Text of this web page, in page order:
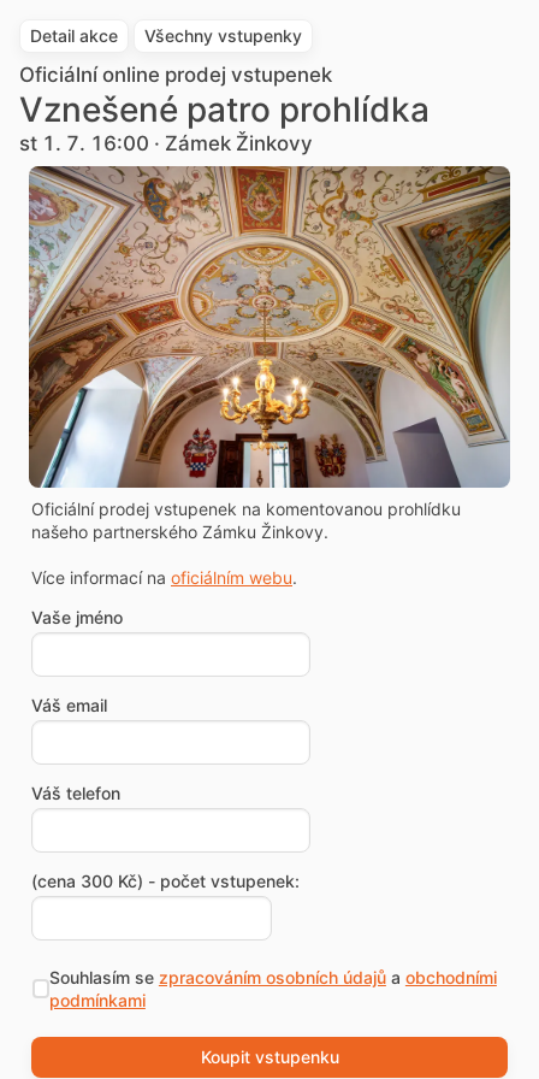
Detail akce Všechny vstupenky
Oficiální online prodej vstupenek
Vznešené patro prohlídka
st 1. 7. 16:00 · Zámek Žinkovy
Oficiální prodej vstupenek na komentovanou prohlídku
našeho partnerského Zámku Žinkovy.
Více informací na oficiálním webu.
Vaše jméno
Váš email
Váš telefon
(cena 300 Kč) - počet vstupenek:
Souhlasím se zpracováním osobních údajůa obchodními
podmínkami
Koupit vstupenku